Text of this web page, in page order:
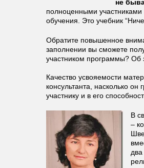
не
полноценными
обучения. Это учебник
Обратите повышенное
заполнении вы сможете
участником программы? Об
Качество усвояемости
консультанта, насколько
участнику и в его
В
–